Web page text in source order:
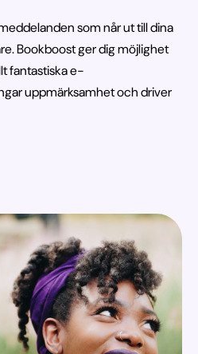
som når ut till dina
Bookboost ger dig möjlighet
fantastiska e-
uppmärksamhet och driver